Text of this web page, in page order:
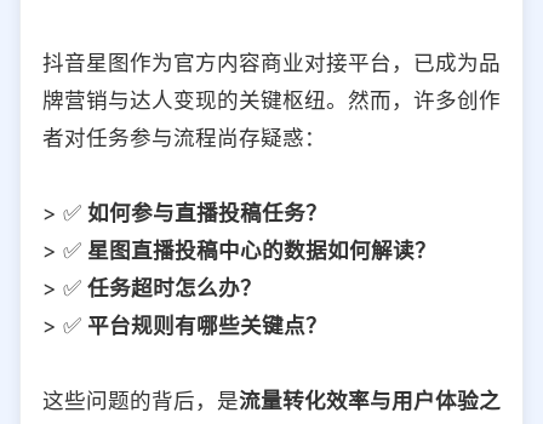
抖音星图作为官方内容商业对接平台，已成为品
牌营销与达人变现的关键枢纽。然而，许多创作
者对任务参与流程尚存疑惑：
> ✅ 如何参与直播投稿任务？
> ✅ 星图直播投稿中心的数据如何解读？
> ✅ 任务超时怎么办？
> ✅ 平台规则有哪些关键点？
这些问题的背后，是流量转化效率与用户体验之